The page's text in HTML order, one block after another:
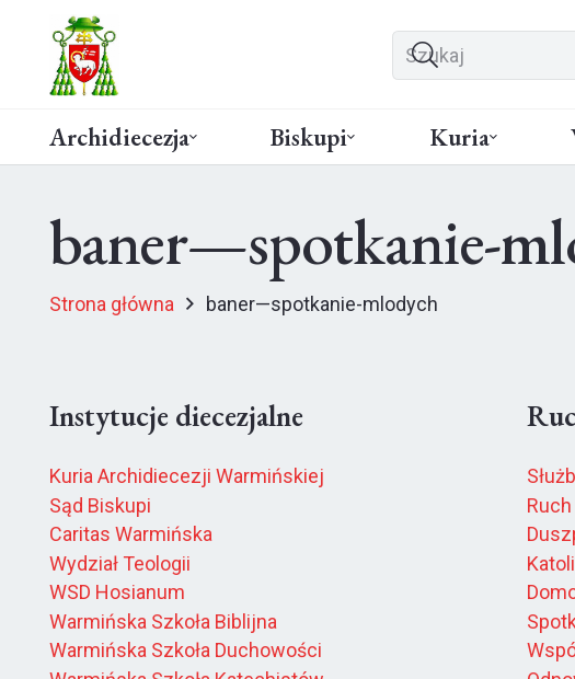
Archidiecezja Biskupi Kuria
baner—spotkanie-
Strona główna baner—spotkanie-mlodych
Instytucje diecezjalne
Kuria Archidiecezji Warmińskiej
Sąd Biskupi
Caritas Warmińska
Wydział Teologii
WSD Hosianum
Warmińska Szkoła Biblijna
Warmińska Szkoła Duchowości